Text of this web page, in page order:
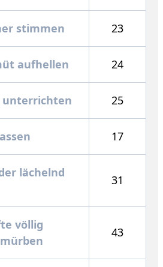
stimmen 23
aufhellen 24
unterrichten 25
17
lächelnd
31
völlig
43